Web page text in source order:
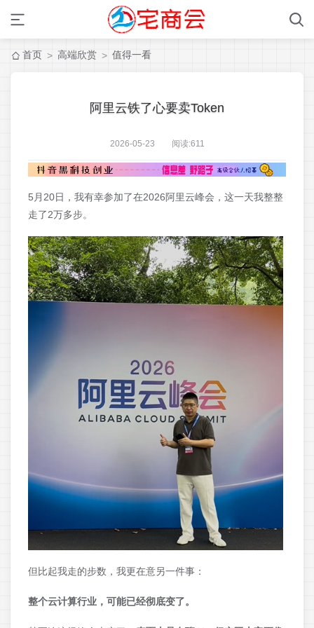
首页 > 高端欣赏 > 值得一看
阿里云铁了心要卖Token
2026-05-23 阅读:611
5月20日，我有幸参加了在2026阿里云峰会，这一天我整整
走了2万多步。
但比起我走的步数，我更在意另一件事：
整个云计算行业，可能已经彻底变了。